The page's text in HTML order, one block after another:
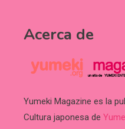
Acerca de
Yumeki Magazine es la
Cultura japonesa de